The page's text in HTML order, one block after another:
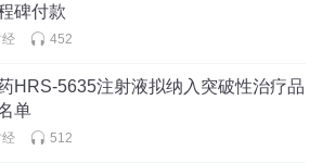
碑付款
452
HRS-5635注射液拟纳入突破性治疗品
单
512